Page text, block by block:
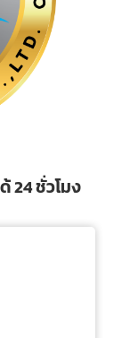
24 ชั่วโมง